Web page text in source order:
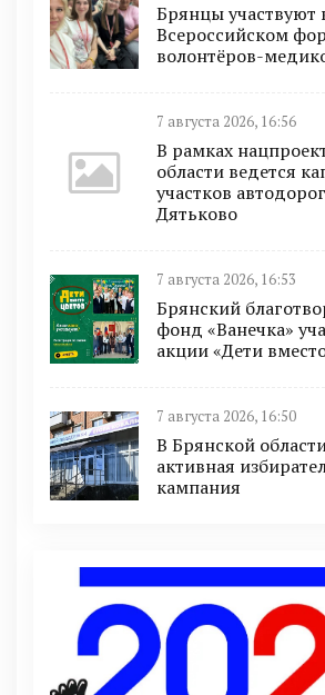
Брянцы участвуют
Всероссийском
волонтёров-
7 августа 2026, 16:56
В рамках
области ведется
участков
Дятьково
7 августа 2026, 16:53
Брянский
фонд «Ванечка»
акции «Дети
7 августа 2026, 16:50
В Брянской
активная
кампания